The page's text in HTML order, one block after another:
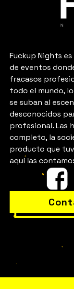
Vive
Fuckup Nights
de eventos
fracasos
todo el mundo,
se suban al
desconocidos
profesional. Las
completo, la
producto que
aquí las